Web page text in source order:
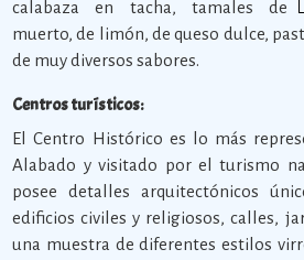
calabaza en tacha, tamales de
muerto, de limón, de queso dulce,
de muy diversos sabores.
Centros turísticos:
El Centro Histórico es lo más
Alabado y visitado por el turismo
posee detalles arquitectónicos
edificios civiles y religiosos, calles,
una muestra de diferentes estilos